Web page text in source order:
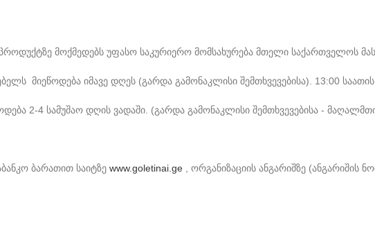
მოქმედებს უფასო საკურიერო მომსახურება მთელი საქართველოს
მიეწოდება იმავე დღეს (გარდა გამონაკლისი შემთხვევებისა). 13:00
2-4 სამუშაო დღის ვადაში. (გარდა გამონაკლისი შემთხვევებისა -
ბარათით საიტზე www.goletinai.ge , ორგანიზაციის ანგარიშზე (ანგარიშის